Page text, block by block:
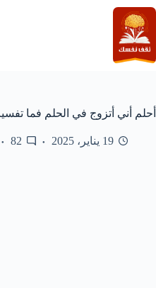
التجاوز
إلى
المحتوى
أحلم أني أتزوج في الحلم فما
19 يناير، 2025 82